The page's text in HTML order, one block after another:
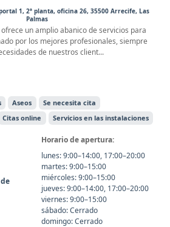
1, 2ª planta, oficina 26, 35500 Arrecife, Las
Palmas
un amplio abanico de servicios para
por los mejores profesionales, siempre
de nuestros client...
Aseos
Se necesita cita
Citas online Servicios en las instalaciones
Horario de apertura:
lunes: 9:00–14:00, 17:00–20:00
martes: 9:00–15:00
miércoles: 9:00–15:00
jueves: 9:00–14:00, 17:00–20:00
viernes: 9:00–15:00
sábado: Cerrado
domingo: Cerrado